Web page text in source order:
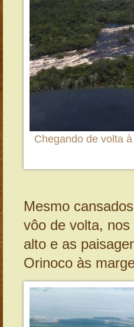
Chegando de volta
Mesmo
vôo de volta,
alto e as
Orinoco às